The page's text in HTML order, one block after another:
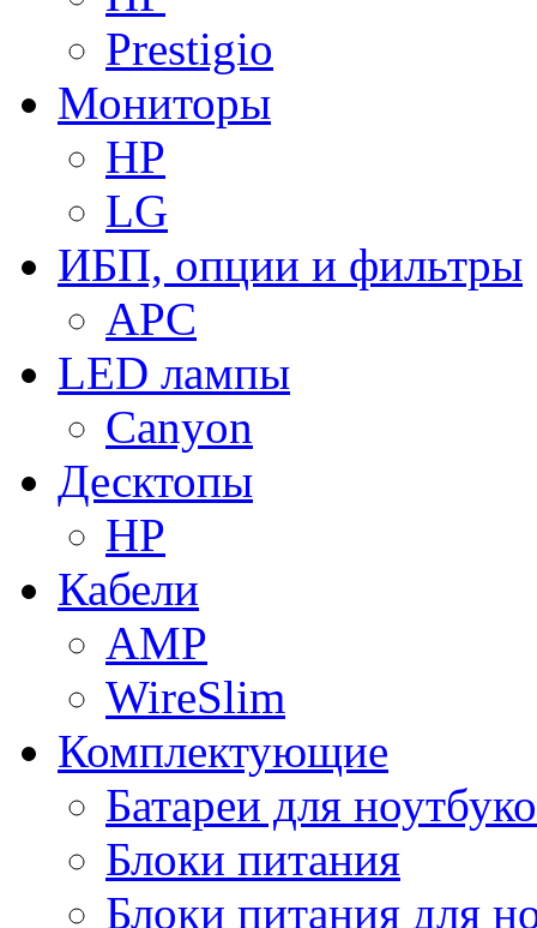
Prestigio
Мониторы
HP
LG
ИБП, опции и фильтры
APC
LED лампы
Canyon
Десктопы
HP
Кабели
AMP
WireSlim
Комплектующие
Батареи для
Блоки питания
Блоки питания для